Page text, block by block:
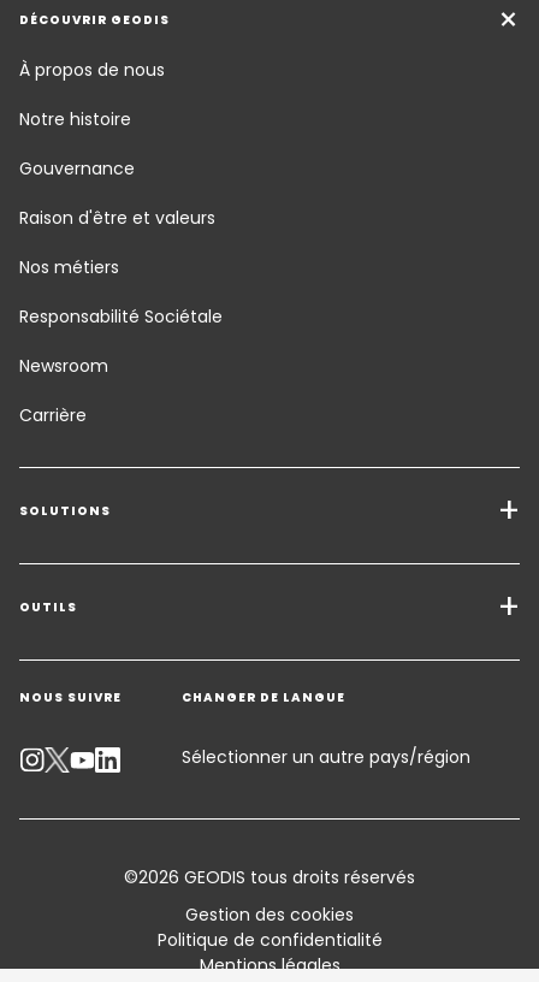
DÉCOUVRIR GEODIS
À propos de nous
Notre histoire
Gouvernance
Raison d'être et valeurs
Nos métiers
Responsabilité Sociétale
Newsroom
Carrière
SOLUTIONS
Transport de marchandises
Solutions de Fret
Entreposage - Logistique à valeur ajoutée
Secteurs d'activité
OUTILS
Demander un devis
Contacter un expert
Service Client
Customer Advisory
NOUS SUIVRE CHANGER DE LANGUE
Sélectionner un autre pays/région
©2026 GEODIS tous droits réservés
Gestion des cookies
Politique de confidentialité
Mentions légales